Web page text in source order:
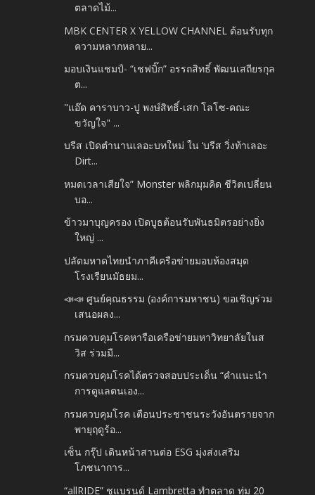
ตลาดไม้...
MBK CENTER X YELLOW CHANNEL ต้อนรับทุก
ความหลากหลาย...
มอบเงินแชมป์- “เชฟบิ๊ก” อรรถสิทธิ์ พัฒนเสถียรกุล
ต...
"แอ๊ด​ คาราบาว-ปู พงษ์สิทธิ์-เสก​ โลโซ-คณะ
ขวัญใจ" ...
บรีส เปิดตำนานเลอะบทใหม่ ใน ‘บรีส วิ่งท้าเลอะ
Dirt...
หมดเวลาเสียใจ” Monster พลิกมุมคิด ชีวิตเปลี่ยน
บอ...
ข้าวมาบุญครอง เปิดบูธต้อนรับพันธมิตรอย่างยิ่ง
ใหญ่ ...
ปลัดมหาดไทยนำภาคีเครือข่ายมอบห้องสมุด
โรงเรียนมัธยม...
📣📣 ศูนย์คุณธรรม (องค์การมหาชน) ขอเชิญร่วม
เสนอผลง...
กรมควบคุมโรคหารือเครือข่ายมหาวิทยาลัยในส
วิส ร่วมมื...
กรมควบคุมโรคได้ตรวจสอบประเด็น “คำแนะนำ
การดูแลตนเอง...
กรมควบคุมโรค เตือนประชาชนระวังอันตรายจาก
พายุฤดูร้อ...
เซ็น กรุ๊ป เดินหน้าสานต่อ ESG มุ่งส่งเสริม
โภชนาการ...
“allRIDE” ชูแบรนด์ Lambretta ทำตลาด ทุ่ม 20